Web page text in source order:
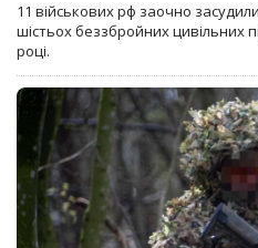
11 військових рф заочно
шістьох беззбройних цивільних
році.